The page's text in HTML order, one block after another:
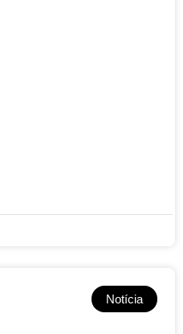
Notícia